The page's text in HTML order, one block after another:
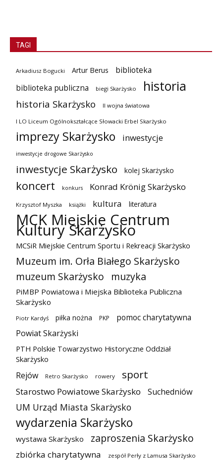
TAGI
Arkadiusz Bogucki Artur Berus
biblioteka
biblioteka publiczna
biegi Skarżysko historia
historia Skarżysko II wojna światowa
I LO Liceum Ogólnokształcące Słowacki Erbel Skarżysko
imprezy Skarżysko inwestycje
inwestycje drogowe Skarżysko
inwestycje Skarżysko kolej Skarżysko
koncert konkurs Konrad Krönig Skarżysko
Krzysztof Myszka książki kultura literatura
MCK Miejskie Centrum
Kultury Skarżysko
MCSiR Miejskie Centrum Sportu i Rekreacji Skarżysko
Muzeum im. Orła Białego Skarżysko
muzeum Skarżysko
muzyka
PiMBP Powiatowa i Miejska Biblioteka Publiczna
Skarżysko
Piotr Kardyś piłka nożna PKP
pomoc charytatywna
Powiat Skarżyski
PTH Polskie Towarzystwo Historyczne Oddział
Skarżysko
Rejów Retro Skarżysko rowery sport
Starostwo Powiatowe Skarżysko Suchedniów
UM Urząd Miasta Skarżysko
wydarzenia Skarżysko
wystawa Skarżysko zaproszenia Skarżysko
zbiórka charytatywna zespół Perły z Lamusa Skarżysko